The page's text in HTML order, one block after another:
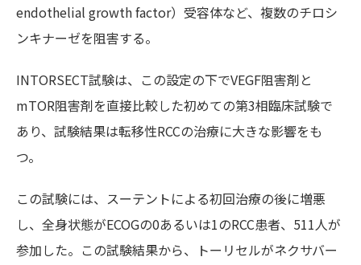
endothelial growth factor）受容体など、複数のチロシ
ンキナーゼを阻害する。
INTORSECT試験は、この設定の下でVEGF阻害剤と
mTOR阻害剤を直接比較した初めての第3相臨床試験で
あり、試験結果は転移性RCCの治療に大きな影響をも
つ。
この試験には、スーテントによる初回治療の後に増悪
し、全身状態がECOGの0あるいは1のRCC患者、511人が
参加した。この試験結果から、トーリセルがネクサバー